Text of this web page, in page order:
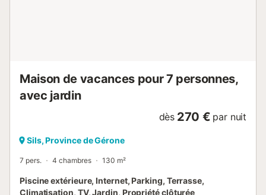
Maison de vacances pour 7 personnes,
avec jardin
dès 270 € par nuit
Sils, Province de Gérone
7 pers. 4 chambres 130 m²
Piscine extérieure, Internet, Parking, Terrasse,
Climatisation, TV, Jardin, Propriété clôturée